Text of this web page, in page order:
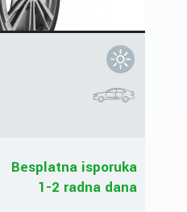
Besplatna isporuka
1-2 radna dana